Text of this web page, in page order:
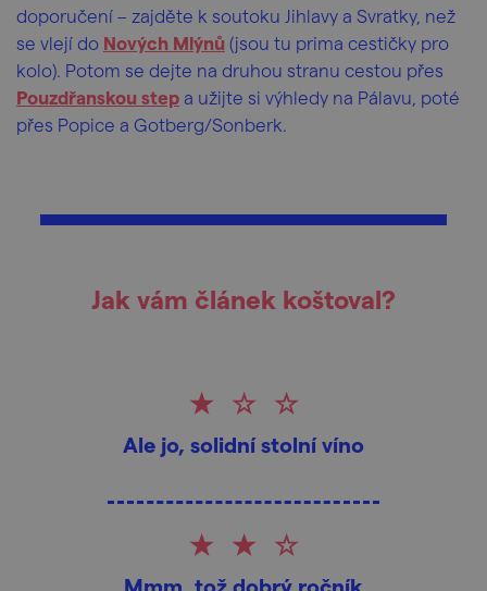
doporučení – zajděte k soutoku Jihlavy a Svratky, než
se vlejí do Nových Mlýnů (jsou tu prima cestičky pro
kolo). Potom se dejte na druhou stranu cestou přes
Pouzdřanskou step a užijte si výhledy na Pálavu, poté
přes Popice a Gotberg/Sonberk.
Jak vám článek koštoval?
Ale jo, solidní stolní víno
Mmm, tož dobrý ročník